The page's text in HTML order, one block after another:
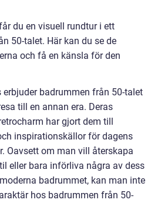
du en visuell rundtur i ett
50-talet. Här kan du se de
och få en känsla för den
badrummen från 50-talet
till en annan era. Deras
har gjort dem till
inspirationskällor för dagens
Oavsett om man vill återskapa
eller bara införliva några av dess
badrummet, kan man inte
hos badrummen från 50-